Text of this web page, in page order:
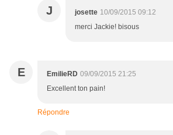
J josette 10/09/2015 09:12
merci Jackie! bisous
E EmilieRD 09/09/2015 21:25
Excellent ton pain!
Répondre